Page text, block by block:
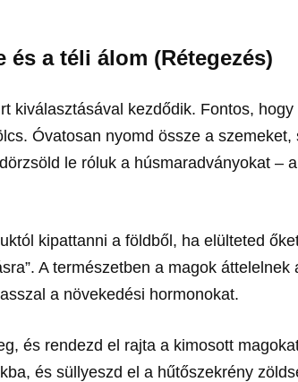
a téli álom (Rétegezés)
kiválasztásával kezdődik. Fontos, hogy
Óvatosan nyomd össze a szemeket,
le róluk a húsmaradványokat –
kipattanni a földből, ha elülteted
A természetben a magok áttelelnek
a növekedési hormonokat.
és rendezd el rajta a kimosott
és süllyeszd el a hűtőszekrény